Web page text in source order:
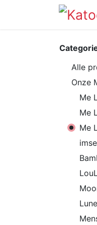
Alle
Onze
Me
Me
Me
imse